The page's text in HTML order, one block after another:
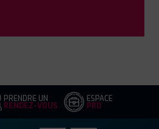
PRENDRE UN
RENDEZ-VOUS
ESPACE
PRO